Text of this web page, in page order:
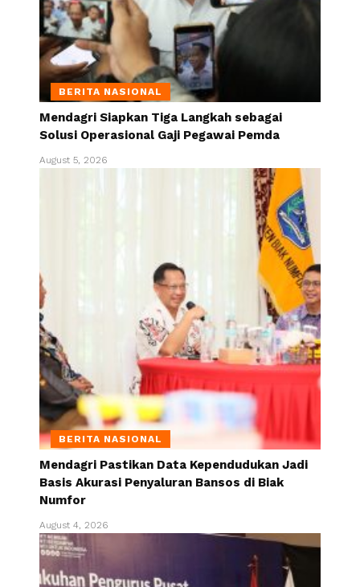
BERITA NASIONAL
Mendagri Siapkan Tiga Langkah sebagai
Solusi Operasional Gaji Pegawai Pemda
August 5, 2026
BERITA NASIONAL
Mendagri Pastikan Data Kependudukan Jadi
Basis Akurasi Penyaluran Bansos di Biak
Numfor
August 4, 2026